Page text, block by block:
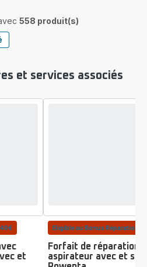
558 produit(s)
et services associés
et
Eligible au Bonus Réparation :
Forfait de réparation
aspirateur avec et